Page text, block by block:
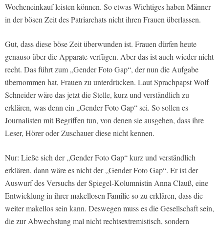
Wocheneinkauf leisten können. So etwas Wichtiges haben Männer
in der bösen Zeit des Patriarchats nicht ihren Frauen überlassen.
Gut, dass diese böse Zeit überwunden ist. Frauen dürfen heute
genauso über die Apparate verfügen. Aber das ist auch wieder nicht
recht. Das führt zum „Gender Foto Gap“, der nun die Aufgabe
übernommen hat, Frauen zu unterdrücken. Laut Sprachpapst Wolf
Schneider wäre das jetzt die Stelle, kurz und verständlich zu
erklären, was denn ein „Gender Foto Gap“ sei. So sollen es
Journalisten mit Begriffen tun, von denen sie ausgehen, dass ihre
Leser, Hörer oder Zuschauer diese nicht kennen.
Nur: Ließe sich der „Gender Foto Gap“ kurz und verständlich
erklären, dann wäre es nicht der „Gender Foto Gap“. Er ist der
Auswurf des Versuchs der Spiegel-Kolumnistin Anna Clauß, eine
Entwicklung in ihrer makellosen Familie so zu erklären, dass die
weiter makellos sein kann. Deswegen muss es die Gesellschaft sein,
die zur Abwechslung mal nicht rechtsextremistisch, sondern